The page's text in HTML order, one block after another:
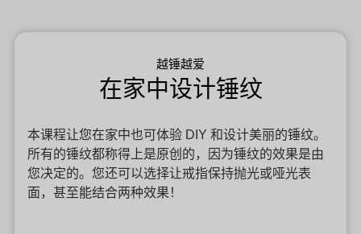
越锤越爱
在家中设计锤纹
本课程让您在家中也可体验 DIY 和设计美丽的锤纹。
所有的锤纹都称得上是原创的，因为锤纹的效果是由
您决定的。您还可以选择让戒指保持抛光或哑光表
面，甚至能结合两种效果！